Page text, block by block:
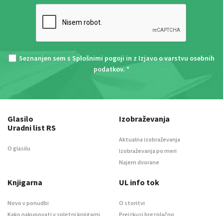
Seznanjen sem s Splošnimi pogoji in z Izjavo o varstvu osebnih
podatkov. *
Glasilo
Uradni list RS
O glasilu
Izobraževanja
Aktualna izobraževanja
Izobraževanja po meri
Najem dvorane
Knjigarna
Novo v ponudbi
Kako nakupovati v spletni knjigarni
UL info tok
O storitvi
Preizkusi brezplačno